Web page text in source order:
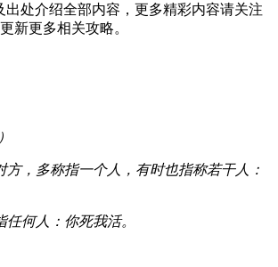
出处介绍全部内容，更多精彩内容请关注
新更多相关攻略。
方，多称指一个人，有时也指称若干人：
任何人：你死我活。